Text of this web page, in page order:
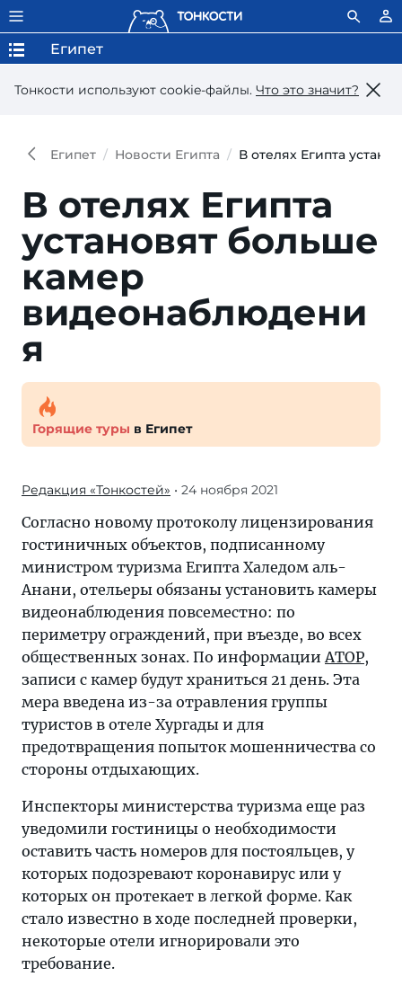
Тонкости используют сookie-файлы. Что это значит?
Египет
Египет Новости Египта В отелях Египта
В отелях Египта
установят больше
камер
видеонаблюдени
я
Горящие туры в Египет
Редакция «Тонкостей» • 24 ноября 2021
Согласно новому протоколу лицензирования
гостиничных объектов, подписанному
министром туризма Египта Халедом аль-
Анани, отельеры обязаны установить камеры
видеонаблюдения повсеместно: по
периметру ограждений, при въезде, во всех
общественных зонах. По информацииАТОР,
записи с камер будут храниться 21 день. Эта
мера введена из-за отравления группы
туристов в отеле Хургады и для
предотвращения попыток мошенничества со
стороны отдыхающих.
Инспекторы министерства туризма еще раз
уведомили гостиницы о необходимости
оставить часть номеров для постояльцев, у
которых подозревают коронавирус или у
которых он протекает в легкой форме. Как
стало известно в ходе последней проверки,
некоторые отели игнорировали это
требование.